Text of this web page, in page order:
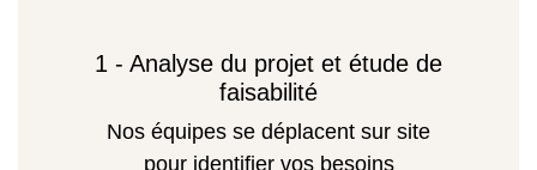
1 - Analyse du projet et étude de
faisabilité
Nos équipes se déplacent sur site
pour identifier vos besoins